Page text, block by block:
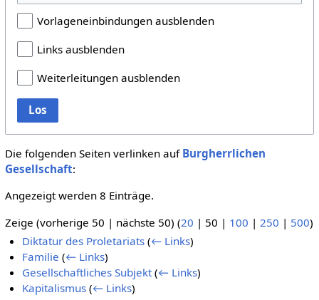
Vorlageneinbindungen ausblenden
Links ausblenden
Weiterleitungen ausblenden
Los
Die folgenden Seiten verlinken auf Burgherrlichen
Gesellschaft:
Angezeigt werden 8 Einträge.
Zeige (vorherige 50 | nächste 50) (20 | 50 | 100 | 250 | 500)
Diktatur des Proletariats (← Links)
Familie (← Links)
Gesellschaftliches Subjekt (← Links)
Kapitalismus (← Links)